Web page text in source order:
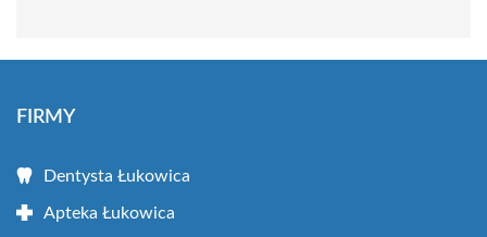
FIRMY
Dentysta Łukowica
Apteka Łukowica